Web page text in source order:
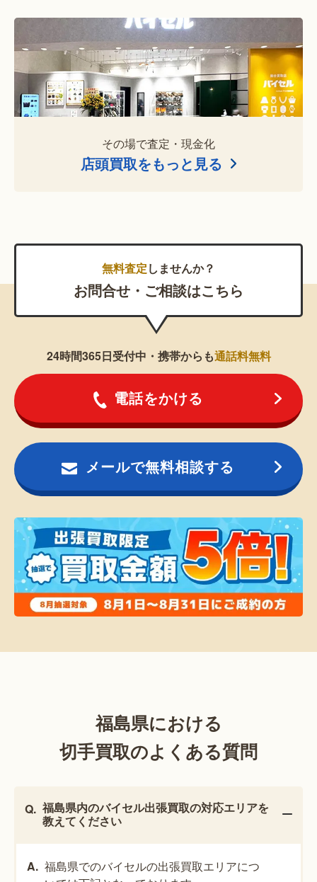
その場で査定・現金化
店頭買取をもっと見る
無料査定しませんか？
お問合せ・ご相談はこちら
24時間365日受付中・携帯からも通話料無料
電話をかける
メールで無料相談する
福島県における
切手買取のよくある質問
福島県内のバイセル出張買取の対応エリアを
教えてください
福島県でのバイセルの出張買取エリアにつ